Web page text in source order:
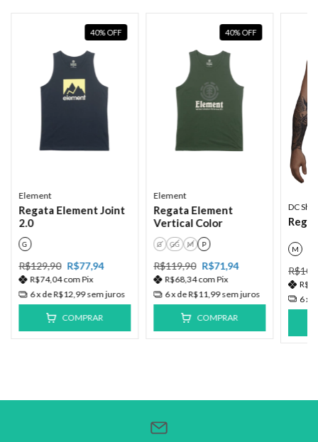
40%OFF
Element
Regata Element Joint
2.0
G
R$129,90 R$77,94
R$74,04com Pix
6x deR$12,99 sem juros
COMPRAR
40%OFF
Element
Regata Element
Vertical Color
G GG M P
R$119,90 R$71,94
R$68,34com Pix
6x deR$11,99sem juros
COMPRAR
DC
M
6x